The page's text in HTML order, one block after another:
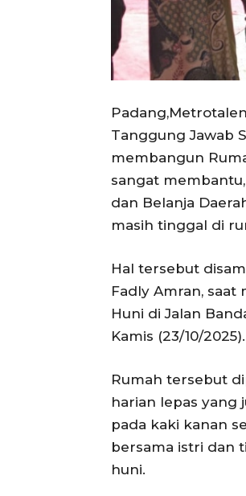
Tanggung Jawab
membangun
sangat
dan Belanja
masih tinggal di
Hal tersebut
Fadly Amran,
Huni di Jalan
Kamis (23/10/2025).
Rumah tersebut
harian lepas yang
pada kaki kanan
bersama istri dan
huni.